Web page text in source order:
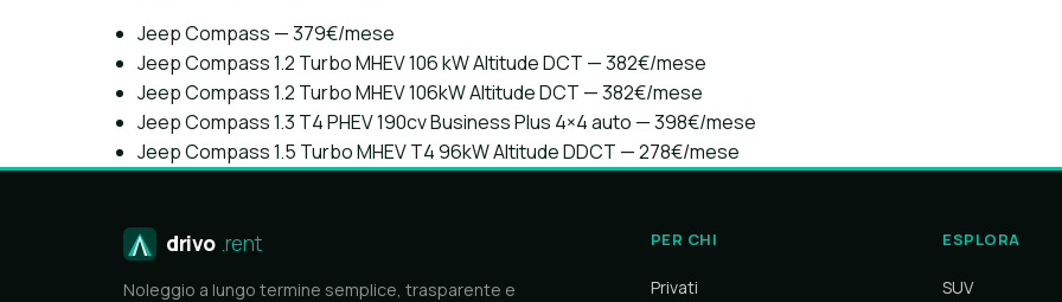
Jeep Compass — 379€/mese
Jeep Compass 1.2 Turbo MHEV 106 kW Altitude DCT — 382€/mese
Jeep Compass 1.2 Turbo MHEV 106kW Altitude DCT — 382€/mese
Jeep Compass 1.3 T4 PHEV 190cv Business Plus 4×4 auto — 398€/mese
Jeep Compass 1.5 Turbo MHEV T4 96kW Altitude DDCT — 278€/mese
drivo .rent
Noleggio a lungo termine semplice, trasparente e
PER CHI
Privati
ESPLORA
SUV